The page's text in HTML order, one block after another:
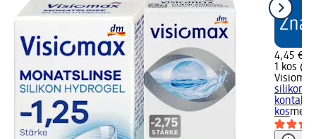
4,45 €
1 kos
Visiomax
kos